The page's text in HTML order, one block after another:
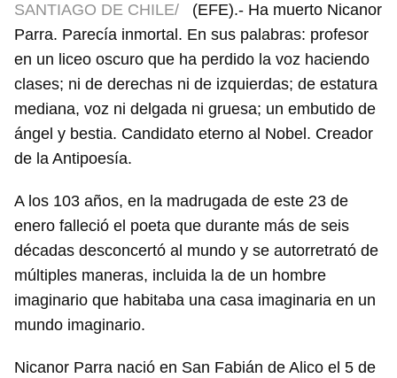
SANTIAGO DE CHILE/
(EFE).- Ha muerto Nicanor
Parra. Parecía inmortal. En sus palabras: profesor
en un liceo oscuro que ha perdido la voz haciendo
clases; ni de derechas ni de izquierdas; de estatura
mediana, voz ni delgada ni gruesa; un embutido de
ángel y bestia. Candidato eterno al Nobel. Creador
de la Antipoesía.
A los 103 años, en la madrugada de este 23 de
enero falleció el poeta que durante más de seis
décadas desconcertó al mundo y se autorretrató de
múltiples maneras, incluida la de un hombre
imaginario que habitaba una casa imaginaria en un
mundo imaginario.
Nicanor Parra nació en San Fabián de Alico el 5 de